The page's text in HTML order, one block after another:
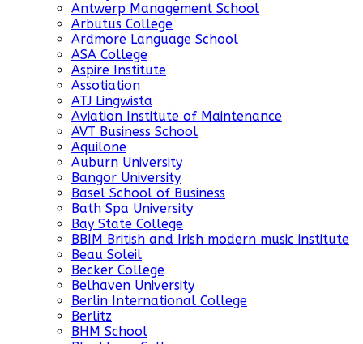
Antwerp Management School
Arbutus College
Ardmore Language School
ASA College
Aspire Institute
Assotiation
ATJ Lingwista
Aviation Institute of Maintenance
AVT Business School
Aquilone
Auburn University
Bangor University
Basel School of Business
Bath Spa University
Bay State College
BBIM British and Irish modern music institute
Beau Soleil
Becker College
Belhaven University
Berlin International College
Berlitz
BHM School